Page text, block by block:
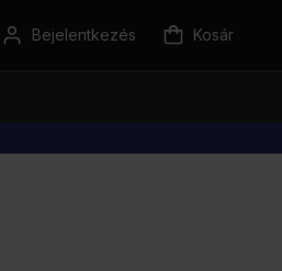
Bejelentkezés Kosár